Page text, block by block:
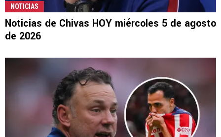
NOTICIAS
Noticias de Chivas HOY miércoles 5 de agosto
de 2026